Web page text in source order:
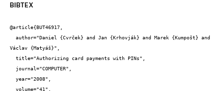
BIBTEX
@article{BUT46917,
Václav {Matyáš}",